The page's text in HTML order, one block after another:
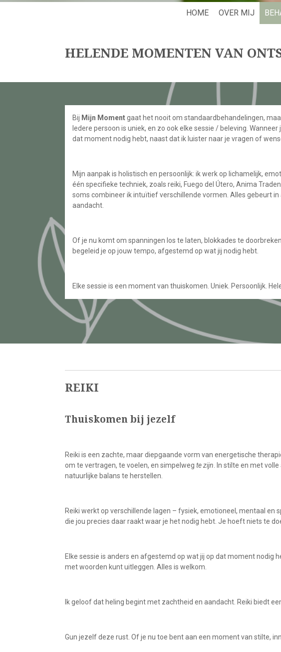
HOME OVER MIJ
HELENDE MOMENTEN VAN
Bij Mijn Momentgaat het nooit om standaardbehandelingen,
Iedere persoon is uniek, en zo ook elke sessie / beleving.
dat moment nodig hebt, naast dat ik luister naar je vragen of
Mijn aanpak is holistisch en persoonlijk: ik werk op lichamelijk,
één specifieke techniek, zoals reiki, Fuego del Útero, Anima
soms combineer ik intuïtief verschillende vormen. Alles gebeurt
aandacht.
Of je nu komt om spanningen los te laten, blokkades te
begeleid je op jouw tempo, afgestemd op wat jij nodig hebt.
Elke sessie is een moment van thuiskomen. Uniek. Persoonlijk.
REIKI
Thuiskomen bij jezelf
Reiki is een zachte, maar diepgaande vorm van energetische
om te vertragen, te voelen, en simpelweg te zijn . In stilte en met
natuurlijke balans te herstellen.
Reiki werkt op verschillende lagen – fysiek, emotioneel, mentaal
die jou precies daar raakt waar je het nodig hebt. Je hoeft niets te
Elke sessie is anders en afgestemd op wat jij op dat moment nodig
met woorden kunt uitleggen. Alles is welkom.
Ik geloof dat heling begint met zachtheid en aandacht. Reiki biedt
Gun jezelf deze rust. Of je nu toe bent aan een moment van stilte,